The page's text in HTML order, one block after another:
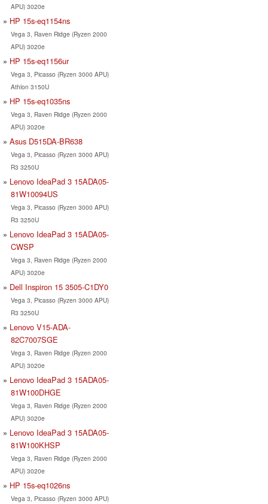
APU) 3020e
HP 15s-eq1154ns
Vega 3, Raven Ridge (Ryzen 2000
APU) 3020e
HP 15s-eq1156ur
Vega 3, Picasso (Ryzen 3000 APU)
Athlon 3150U
HP 15s-eq1035ns
Vega 3, Raven Ridge (Ryzen 2000
APU) 3020e
Asus D515DA-BR638
Vega 3, Picasso (Ryzen 3000 APU)
R3 3250U
Lenovo IdeaPad 3 15ADA05-
81W10094US
Vega 3, Picasso (Ryzen 3000 APU)
R3 3250U
Lenovo IdeaPad 3 15ADA05-
CWSP
Vega 3, Raven Ridge (Ryzen 2000
APU) 3020e
Dell Inspiron 15 3505-C1DY0
Vega 3, Picasso (Ryzen 3000 APU)
R3 3250U
Lenovo V15-ADA-
82C7007SGE
Vega 3, Raven Ridge (Ryzen 2000
APU) 3020e
Lenovo IdeaPad 3 15ADA05-
81W100DHGE
Vega 3, Raven Ridge (Ryzen 2000
APU) 3020e
Lenovo IdeaPad 3 15ADA05-
81W100KHSP
Vega 3, Raven Ridge (Ryzen 2000
APU) 3020e
HP 15s-eq1026ns
Vega 3, Picasso (Ryzen 3000 APU)